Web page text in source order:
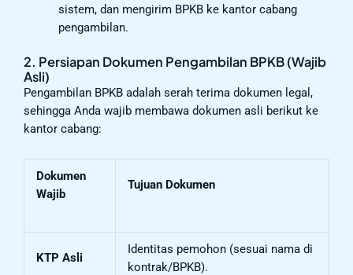
sistem, dan mengirim BPKB ke kantor cabang
pengambilan.
2. Persiapan Dokumen Pengambilan BPKB (Wajib
Asli)
Pengambilan BPKB adalah serah terima dokumen legal,
sehingga Anda wajib membawa dokumen asli berikut ke
kantor cabang:
Dokumen
Wajib
Tujuan Dokumen
KTP Asli
Identitas pemohon (sesuai nama di
kontrak/BPKB).